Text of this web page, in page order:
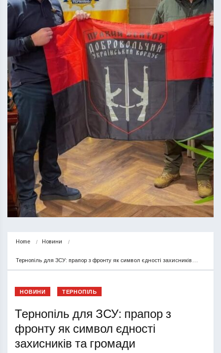
Home Новини
Тернопіль для ЗСУ: прапор з фронту як символ єдності захисників…
НОВИНИ ТЕРНОПІЛЬ
Тернопіль для ЗСУ: прапор з
фронту як символ єдності
захисників та громади